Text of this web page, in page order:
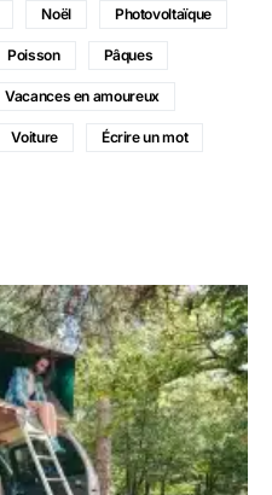
Noël Photovoltaïque
Poisson Pâques
Vacances en amoureux
Voiture Écrire un mot